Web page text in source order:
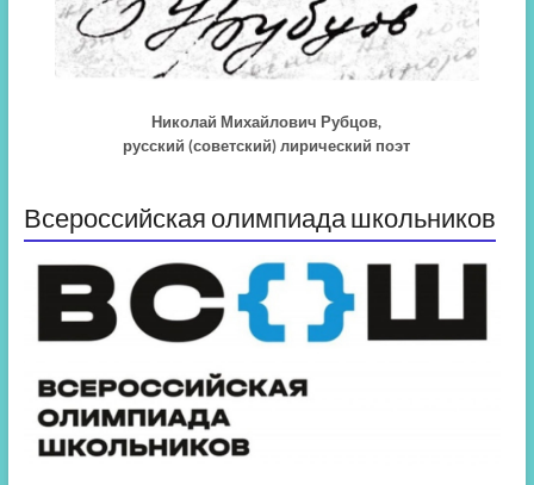
Николай Михайлович Рубцов,
русский (советский) лирический поэт
Всероссийская олимпиада школьников